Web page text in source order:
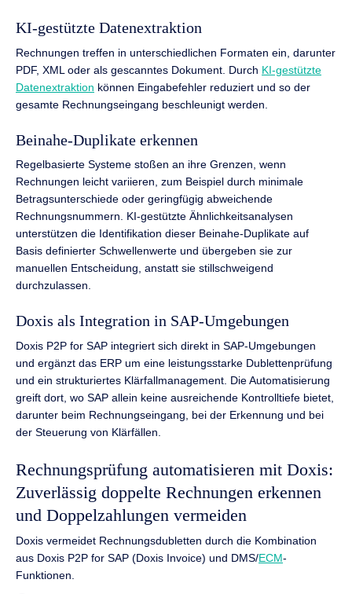
KI-gestützte Datenextraktion
Rechnungen treffen in unterschiedlichen Formaten ein, darunter
PDF, XML oder als gescanntes Dokument. Durch KI-gestützte
Datenextraktion können Eingabefehler reduziert und so der
gesamte Rechnungseingang beschleunigt werden.
Beinahe-Duplikate erkennen
Regelbasierte Systeme stoßen an ihre Grenzen, wenn
Rechnungen leicht variieren, zum Beispiel durch minimale
Betragsunterschiede oder geringfügig abweichende
Rechnungsnummern. KI-gestützte Ähnlichkeitsanalysen
unterstützen die Identifikation dieser Beinahe-Duplikate auf
Basis definierter Schwellenwerte und übergeben sie zur
manuellen Entscheidung, anstatt sie stillschweigend
durchzulassen.
Doxis als Integration in SAP-Umgebungen
Doxis P2P for SAP integriert sich direkt in SAP-Umgebungen
und ergänzt das ERP um eine leistungsstarke Dublettenprüfung
und ein strukturiertes Klärfallmanagement. Die Automatisierung
greift dort, wo SAP allein keine ausreichende Kontrolltiefe bietet,
darunter beim Rechnungseingang, bei der Erkennung und bei
der Steuerung von Klärfällen.
Rechnungsprüfung automatisieren mit Doxis:
Zuverlässig doppelte Rechnungen erkennen
und Doppelzahlungen vermeiden
Doxis vermeidet Rechnungsdubletten durch die Kombination
aus Doxis P2P for SAP (Doxis Invoice) und DMS/ECM-
Funktionen.